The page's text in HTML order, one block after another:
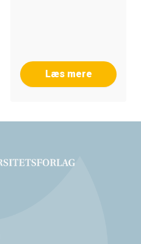
Læs mere